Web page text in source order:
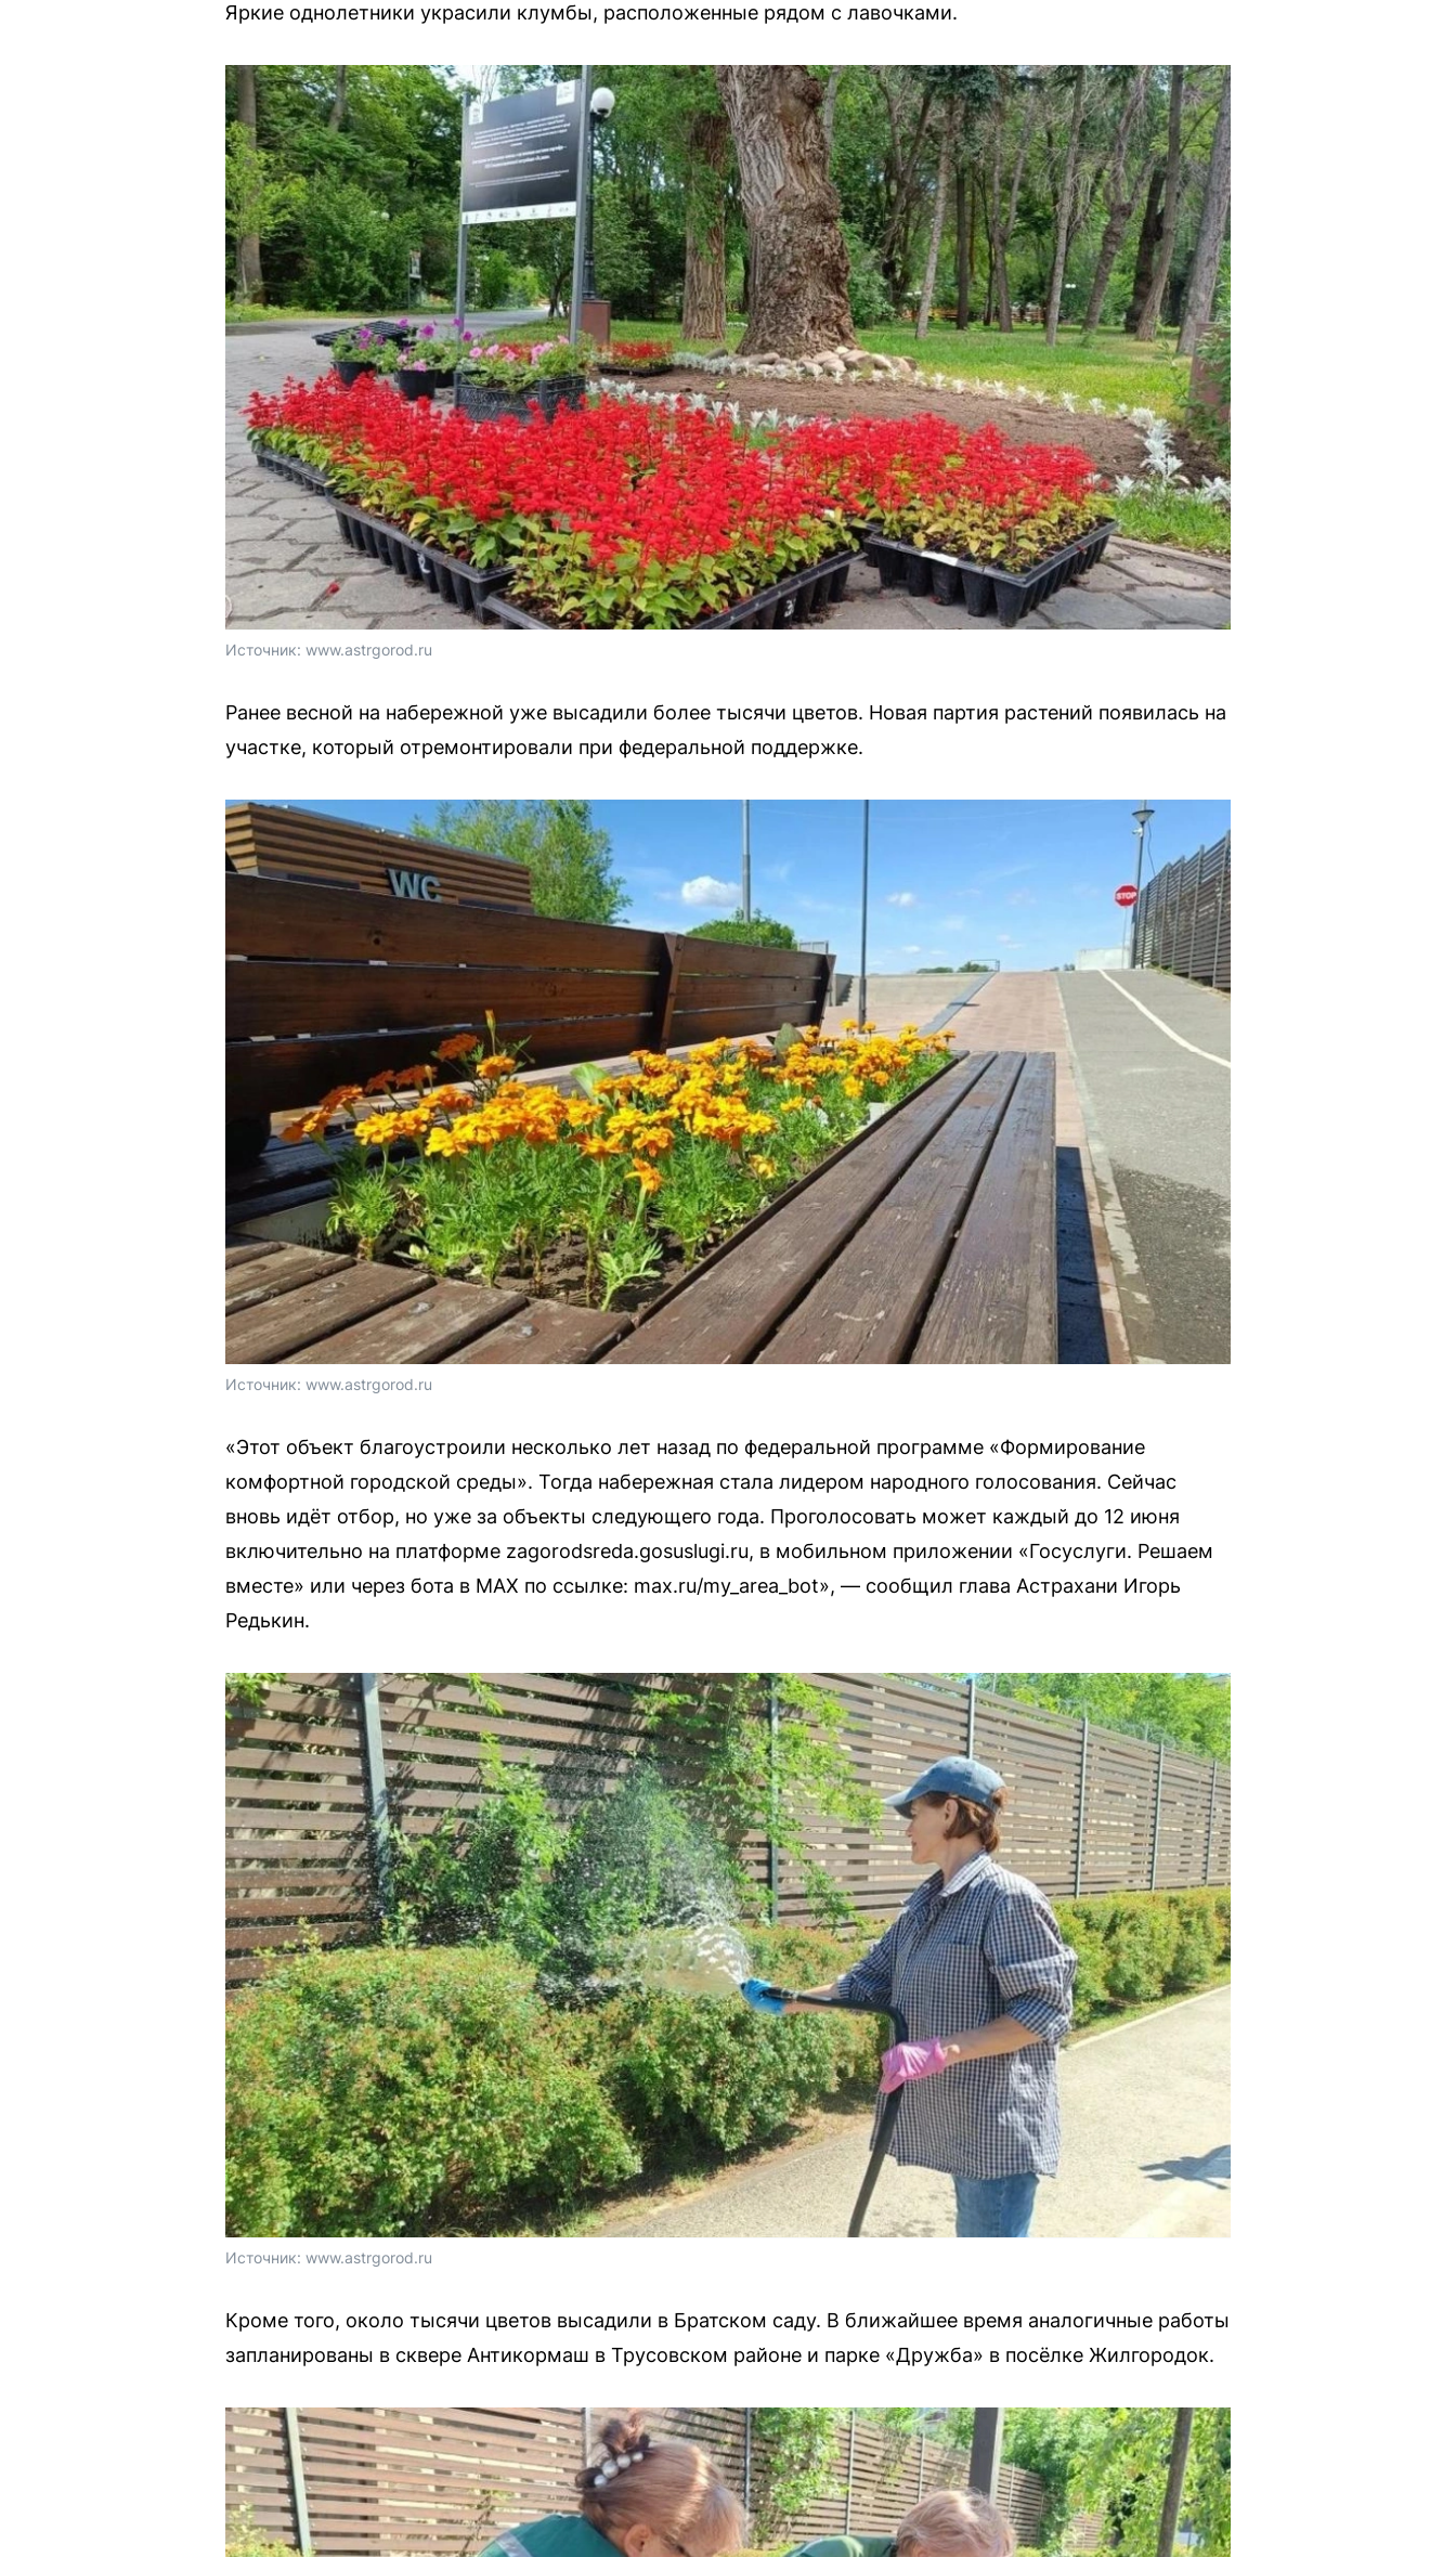
Яркие однолетники украсили клумбы, расположенные рядом с лавочками.
Источник: www.astrgorod.ru
Ранее весной на набережной уже высадили более тысячи цветов. Новая партия растений появилась на
участке, который отремонтировали при федеральной поддержке.
Источник: www.astrgorod.ru
«Этот объект благоустроили несколько лет назад по федеральной программе «Формирование
комфортной городской среды». Тогда набережная стала лидером народного голосования. Сейчас
вновь идёт отбор, но уже за объекты следующего года. Проголосовать может каждый до 12 июня
включительно на платформе zagorodsreda.gosuslugi.ru, в мобильном приложении «Госуслуги. Решаем
вместе» или через бота в MAX по ссылке: max.ru/my_area_bot», — сообщил глава Астрахани Игорь
Редькин.
Источник: www.astrgorod.ru
Кроме того, около тысячи цветов высадили в Братском саду. В ближайшее время аналогичные работы
запланированы в сквере Антикормаш в Трусовском районе и парке «Дружба» в посёлке Жилгородок.